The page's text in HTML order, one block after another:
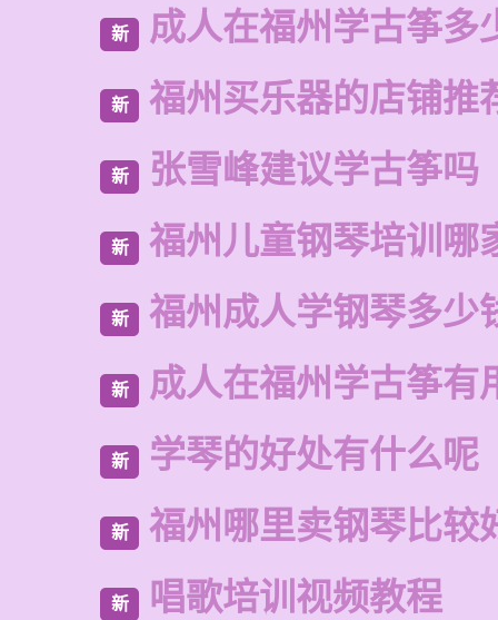
新 成人在福州学古筝多
新 福州买乐器的店铺推
新 张雪峰建议学古筝吗
新 福州儿童钢琴培训哪
新 福州成人学钢琴多少
新 成人在福州学古筝有
新 学琴的好处有什么呢
新 福州哪里卖钢琴比较
新 唱歌培训视频教程